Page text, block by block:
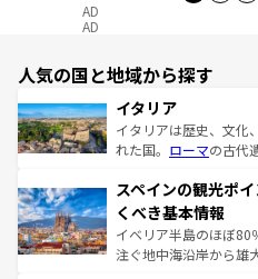
AD
AD
人気の国と地域から探す
イタリア
イタリアは歴史、文化
れた国。 ローマの古代
ろん、トスカーナの美
景など、自然景観も見
ピザやパスタなど、絶
できる。朝目覚めてか
スペインの観光ポ
くべき基本情報
イベリア半島のほぼ80
注ぐ地中海沿岸から雄